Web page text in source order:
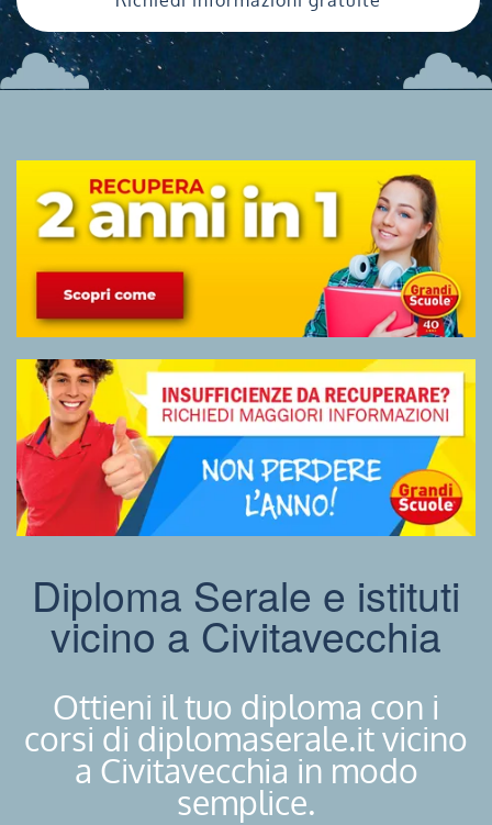
Diploma Serale e istituti
vicino a Civitavecchia
Ottieni il tuo diploma con i
corsi di diplomaserale.it vicino
a Civitavecchia in modo
semplice.